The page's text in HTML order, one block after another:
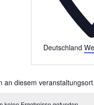
Deutschland
an diesem veranstaltungsort